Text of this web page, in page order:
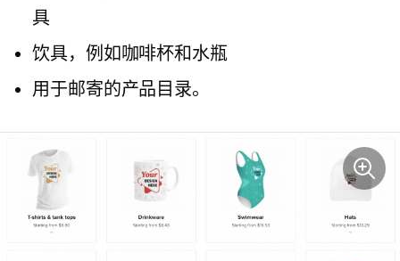
具
饮具，例如咖啡杯和水瓶
用于邮寄的产品目录。